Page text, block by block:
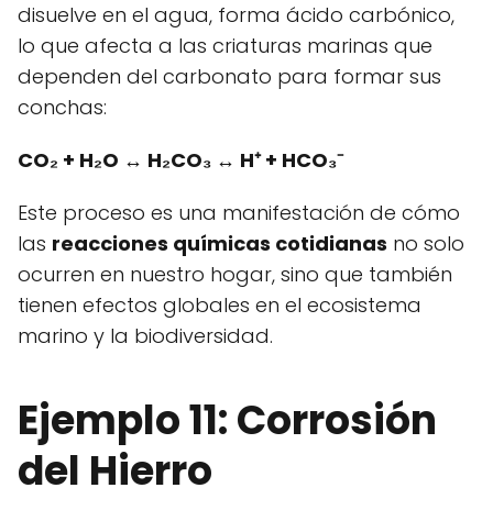
disuelve en el agua, forma ácido carbónico,
lo que afecta a las criaturas marinas que
dependen del carbonato para formar sus
conchas:
CO₂ + H₂O ↔ H₂CO₃ ↔ H⁺ + HCO₃⁻
Este proceso es una manifestación de cómo
las reacciones químicas cotidianas no solo
ocurren en nuestro hogar, sino que también
tienen efectos globales en el ecosistema
marino y la biodiversidad.
Ejemplo 11: Corrosión
del Hierro